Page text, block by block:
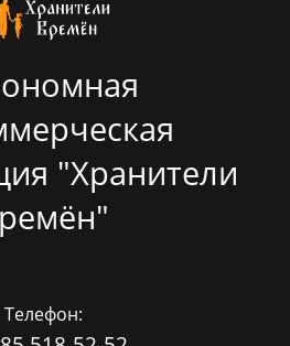
"Хранители
Телефон: